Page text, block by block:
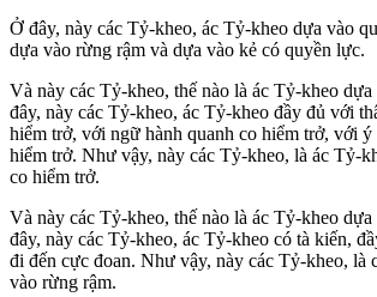
Ở đây, này các Tỷ-kheo, ác Tỷ-kheo dựa vào
dựa vào rừng rậm và dựa vào kẻ có quyền lực.
Và này các Tỷ-kheo, thế nào là ác Tỷ-kheo
đây, này các Tỷ-kheo, ác Tỷ-kheo đầy đủ với
hiểm trở, với ngữ hành quanh co hiểm trở, với ý
hiểm trở. Như vậy, này các Tỷ-kheo, là ác Tỷ-
co hiểm trở.
Và này các Tỷ-kheo, thế nào là ác Tỷ-kheo
đây, này các Tỷ-kheo, ác Tỷ-kheo có tà kiến,
đi đến cực đoan. Như vậy, này các Tỷ-kheo, là
vào rừng rậm.